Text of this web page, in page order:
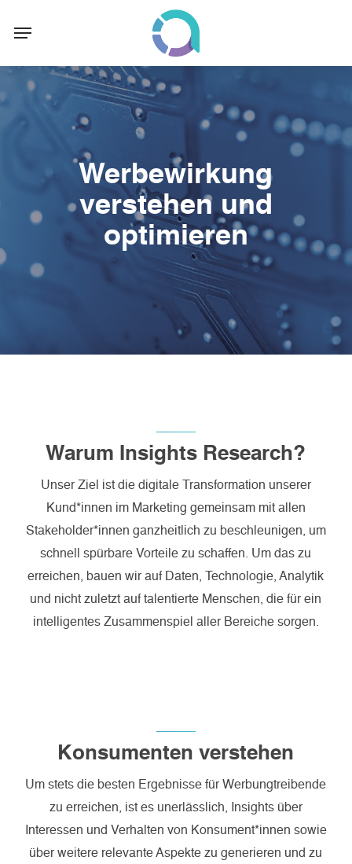
content
Menu
Werbewirkung
verstehen und
optimieren
Warum Insights Research?
Unser Ziel ist die digitale Transformation unserer
Kund*innen im Marketing gemeinsam mit allen
Stakeholder*innen ganzheitlich zu beschleunigen, um
schnell spürbare Vorteile zu schaffen. Um das zu
erreichen, bauen wir auf Daten, Technologie, Analytik
und nicht zuletzt auf talentierte Menschen, die für ein
intelligentes Zusammenspiel aller Bereiche sorgen.
Konsumenten verstehen
Um stets die besten Ergebnisse für Werbungtreibende
zu erreichen, ist es unerlässlich, Insights über
Interessen und Verhalten von Konsument*innen sowie
über weitere relevante Aspekte zu generieren und zu